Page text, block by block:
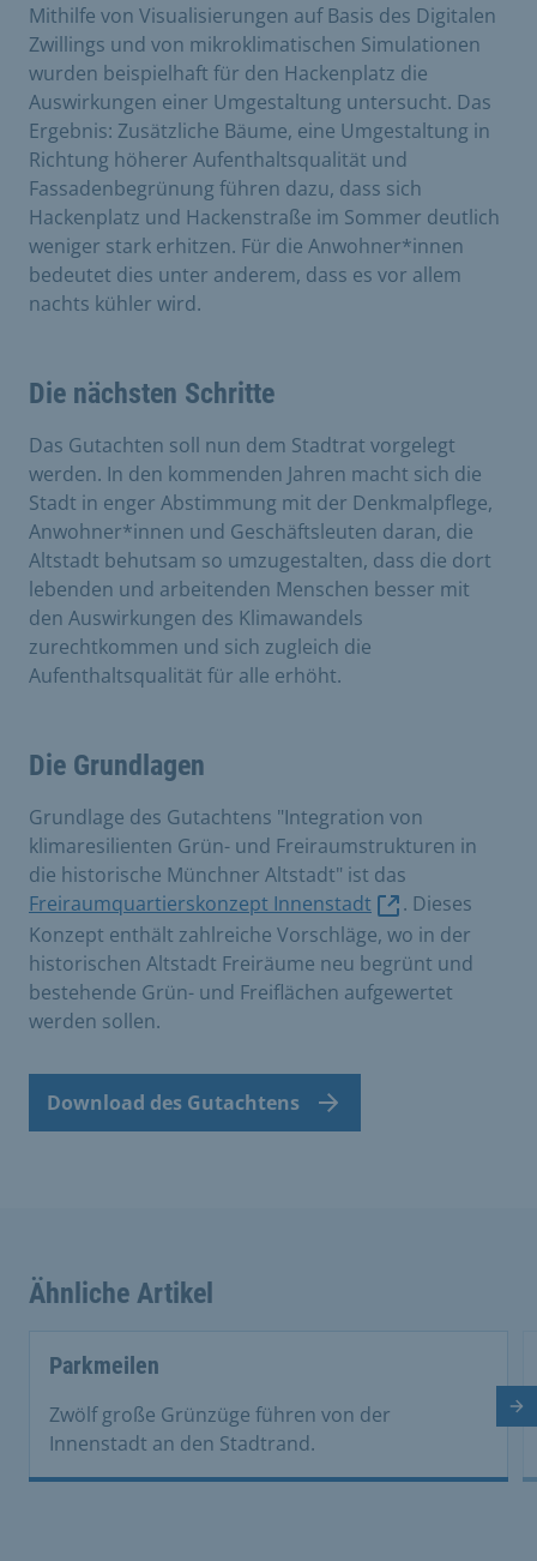
Mithilfe von Visualisierungen auf Basis des Digitalen
Zwillings und von mikroklimatischen Simulationen
wurden beispielhaft für den Hackenplatz die
Auswirkungen einer Umgestaltung untersucht. Das
Ergebnis: Zusätzliche Bäume, eine Umgestaltung in
Richtung höherer Aufenthaltsqualität und
Fassadenbegrünung führen dazu, dass sich
Hackenplatz und Hackenstraße im Sommer deutlich
weniger stark erhitzen. Für die Anwohner*innen
bedeutet dies unter anderem, dass es vor allem
nachts kühler wird.
Die nächsten Schritte
Das Gutachten soll nun dem Stadtrat vorgelegt
werden. In den kommenden Jahren macht sich die
Stadt in enger Abstimmung mit der Denkmalpflege,
Anwohner*innen und Geschäftsleuten daran, die
Altstadt behutsam so umzugestalten, dass die dort
lebenden und arbeitenden Menschen besser mit
den Auswirkungen des Klimawandels
zurechtkommen und sich zugleich die
Aufenthaltsqualität für alle erhöht.
Die Grundlagen
Grundlage des Gutachtens "Integration von
klimaresilienten Grün- und Freiraumstrukturen in
die historische Münchner Altstadt" ist das
Freiraumquartierskonzept Innenstadt
. Dieses
Konzept enthält zahlreiche Vorschläge, wo in der
historischen Altstadt Freiräume neu begrünt und
bestehende Grün- und Freiflächen aufgewertet
werden sollen.
Download des Gutachtens
Ähnliche Artikel
Parkmeilen
Zwölf große Grünzüge führen von der
Innenstadt an den Stadtrand.